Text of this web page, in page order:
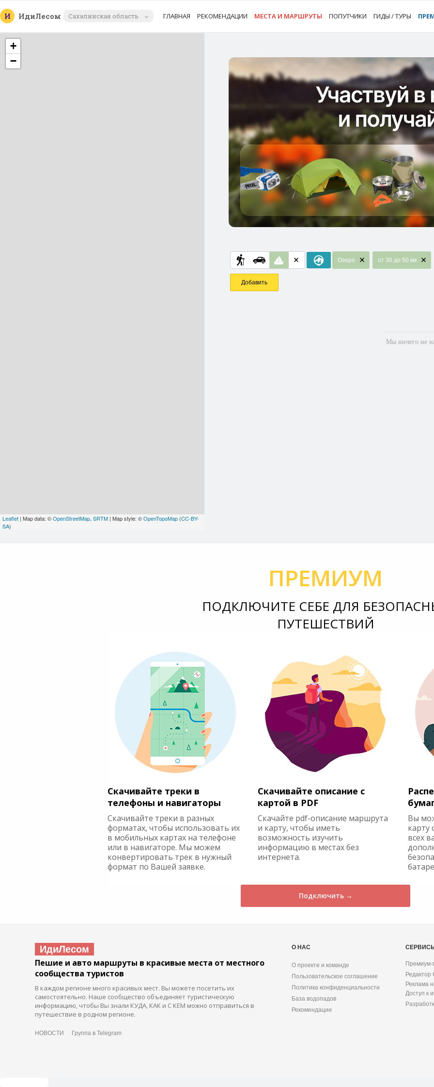
И ИдиЛесом Сахалинская область ГЛАВНАЯ РЕКОМЕНДАЦИИ МЕСТА И МАРШРУТЫ ПОПУТЧИКИ ГИДЫ / ТУРЫ
+
−
Leaflet | Map data: ©OpenStreetMap, SRTM | Map style: ©OpenTopoMap (CC-BY-
SA)
Озеро от 30 до 50 км
Добавить
Мы ничего не
ПРЕМИУМ
ПОДКЛЮЧИТЕ СЕБЕ ДЛЯ
ПУТЕШЕСТВИЙ
Скачивайте треки в
телефоны и навигаторы
Скачивайте треки в разных
форматах, чтобы использовать их
в мобильных картах на телефоне
или в навигаторе. Мы можем
конвертировать трек в нужный
формат по Вашей заявке.
Скачивайте описание с
картой в PDF
Скачайте pdf-описание маршрута
и карту, чтобы иметь
возможность изучить
информацию в местах без
интернета.
Вы
карту
всех
Подключить →
ИдиЛесом
Пешие и авто маршруты в красивые места от местного
сообщества туристов
В каждом регионе много красивых мест. Вы можете посетить их
самостоятельно. Наше сообщество объединяет туристическую
информацию, чтобы Вы знали КУДА, КАК и С КЕМ можно отправиться в
путешествие в родном регионе.
НОВОСТИ Группа в Telegram
О НАС
О проекте и команде
Пользовательское соглашение
Политика конфиденциальности
База водопадов
Рекомендации
Премиум-
Редактор
Реклама
Доступ к